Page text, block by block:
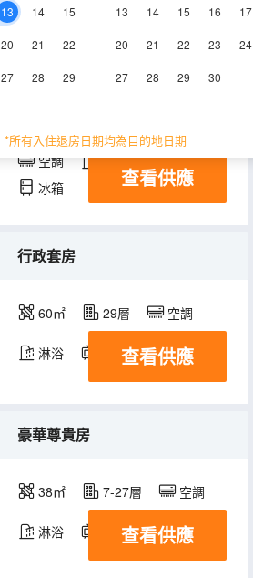
13 14 15
20 21 22
27 28 29
13 14 15 16 17
20 21 22 23 24
27 28 29 30
*所有入住退房日期均為目的地日期
帝盛套房
45㎡
7-12,14-27,29層
空調
淋浴
電視機
冰箱
查看供應
行政套房
60㎡ 29層 空調
淋浴 電視機 冰箱
查看供應
豪華尊貴房
38㎡ 7-27層 空調
淋浴 電視機 冰箱
查看供應